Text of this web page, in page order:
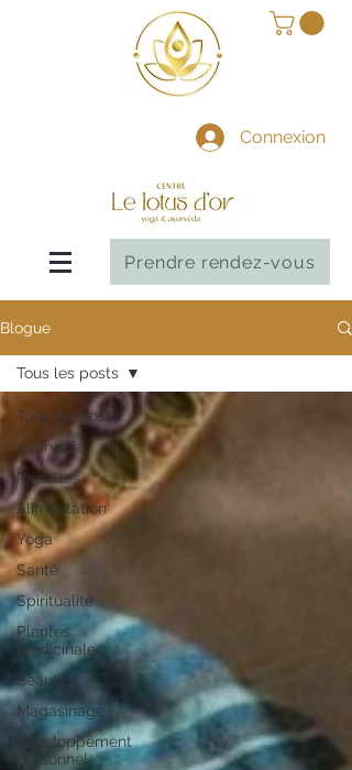
Connexion
Prendre rendez-vous
Blogue
Tous les posts
Ayurvéda
Recettes
Alimentation
Yoga
Santé
Spiritualité
Plantes
médicinales
Beauté
Magasinage
Développement
personnel
Tous les posts